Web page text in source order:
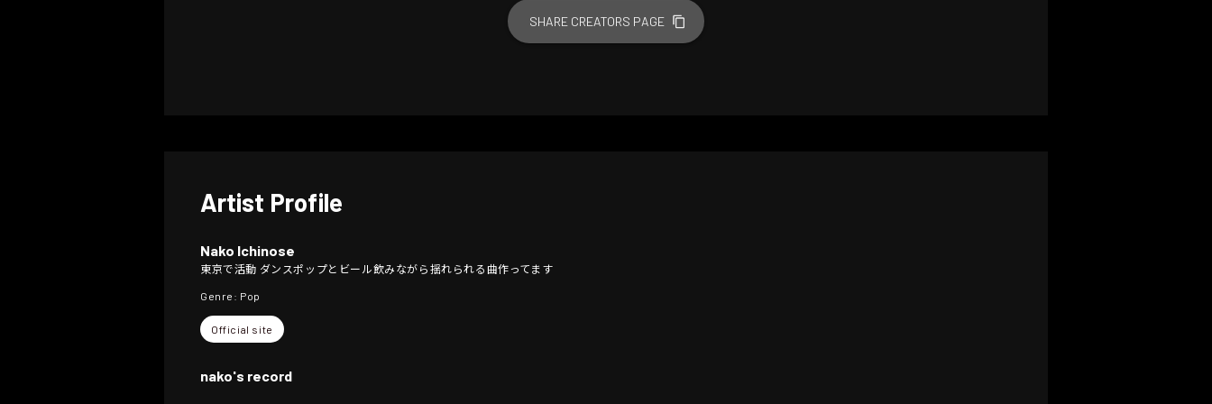
SHARE CREATORS PAGE
Artist Profile
Nako Ichinose
東京で活動 ダンスポップとビール飲みながら揺れられる曲作ってます
Genre: Pop
Official site
nako's record